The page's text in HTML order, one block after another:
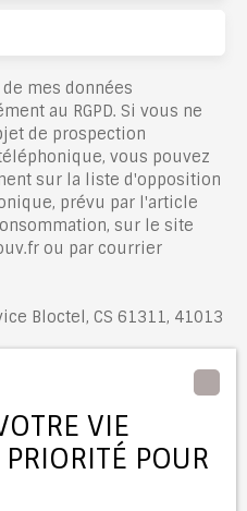
mes données
au RGPD. Si vous ne
de prospection
vous pouvez
sur la liste d'opposition
prévu par l'article
sur le site
ou par courrier
Bloctel, CS 61311, 41013
.
VIE
POUR